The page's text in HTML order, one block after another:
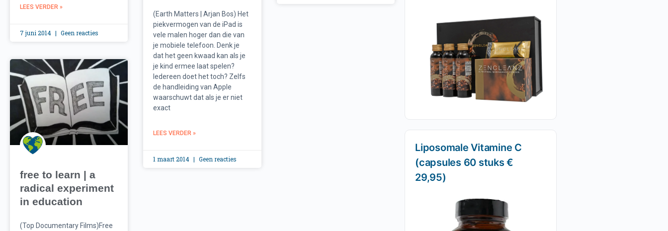
LEES VERDER »
7 juni 2014 Geen reacties
(Earth Matters | Arjan Bos) Het
piekvermogen van de iPad is
vele malen hoger dan die van
je mobiele telefoon. Denk je
dat het geen kwaad kan als je
je kind ermee laat spelen?
Iedereen doet het toch? Zelfs
de handleiding van Apple
waarschuwt dat als je er niet
exact
LEES VERDER »
1 maart 2014 Geen reacties
free to learn | a
radical experiment
in education
(Top Documentary Films)Free
Liposomale Vitamine C
(capsules 60 stuks €
29,95)